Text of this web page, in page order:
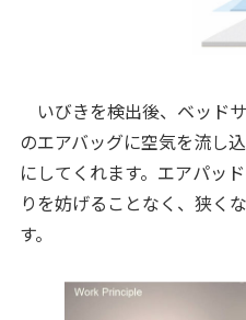
いびきを検出後、ベッド
のエアバッグに空気を流し
にしてくれます。エアパッ
りを妨げることなく、狭く
す。